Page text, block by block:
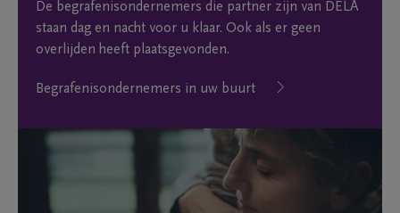
De begrafenisondernemers die partner zijn van DELA
staan dag en nacht voor u klaar. Ook als er geen
overlijden heeft plaatsgevonden.
Begrafenisondernemers in uw buurt